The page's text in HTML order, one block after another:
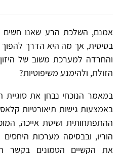
אמנם, השלכת הרע שאנו חשים
בסיסית, אך מה היא הדרך
והחרדה למערכת משוב של
הזולת, ולהימנע משיפוטיות?
במאמר הנוכחי נבחן את
באמצעות גישות תיאורטיות
ההתפתחותית ושיטת אייכה,
הוריו, ובבסיסה מערכות
את הקשיים הטמונים בקשר